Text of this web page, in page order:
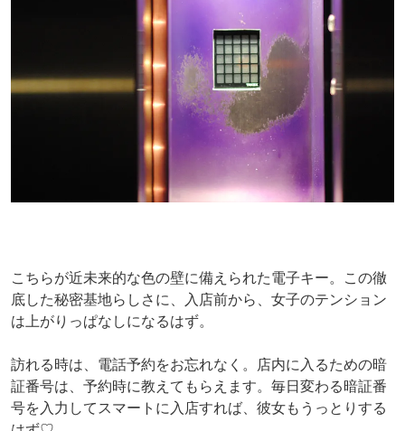
こちらが近未来的な色の壁に備えられた電子キー。この徹
底した秘密基地らしさに、入店前から、女子のテンション
は上がりっぱなしになるはず。
訪れる時は、電話予約をお忘れなく。店内に入るための暗
証番号は、予約時に教えてもらえます。毎日変わる暗証番
号を入力してスマートに入店すれば、彼女もうっとりする